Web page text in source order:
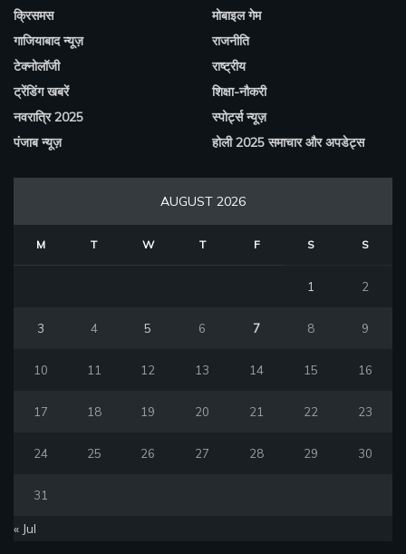
क्रिसमस
गाजियाबाद न्यूज़
टेक्नोलॉजी
ट्रेंडिंग खबरें
नवरात्रि 2025
पंजाब न्यूज़
मोबाइल गेम
राजनीति
राष्ट्रीय
शिक्षा-नौकरी
स्पोर्ट्स न्यूज़
होली 2025 समाचार और अपडेट्स
AUGUST 2026
M T W T F S S
1 2
3 4 5 6 7 8 9
10 11 12 13 14 15 16
17 18 19 20 21 22 23
24 25 26 27 28 29 30
31
« Jul